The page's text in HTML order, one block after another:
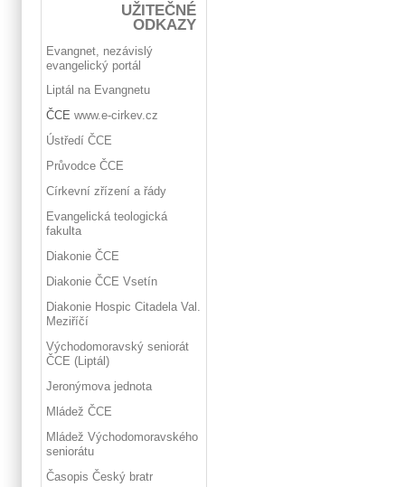
UŽITEČNÉ
ODKAZY
Evangnet, nezávislý
evangelický portál
Liptál na Evangnetu
ČCE www.e-cirkev.cz
Ústředí ČCE
Průvodce ČCE
Církevní zřízení a řády
Evangelická teologická
fakulta
Diakonie ČCE
Diakonie ČCE Vsetín
Diakonie Hospic Citadela Val.
Meziříčí
Východomoravský seniorát
ČCE (Liptál)
Jeronýmova jednota
Mládež ČCE
Mládež Východomoravského
seniorátu
Časopis Český bratr